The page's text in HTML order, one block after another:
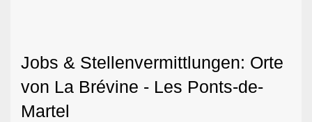
Jobs & Stellenvermittlungen: Orte
von La Brévine - Les Ponts-de-
Martel